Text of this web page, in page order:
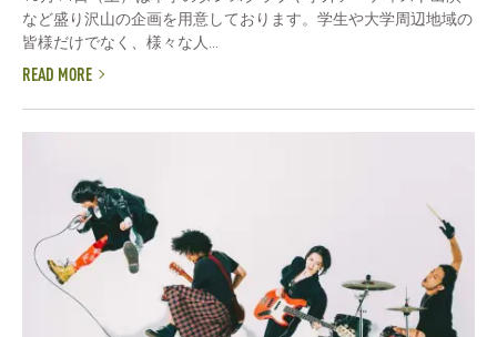
など盛り沢山の企画を用意しております。学生や大学周辺地域の
皆様だけでなく、様々な人...
READ MORE